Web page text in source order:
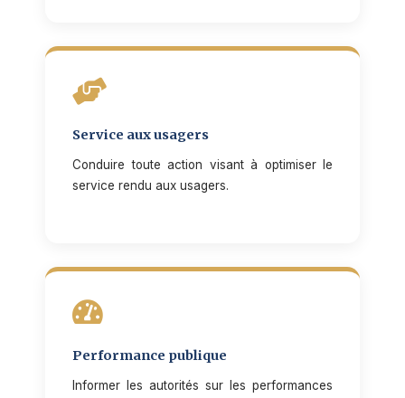
Service aux usagers
Conduire toute action visant à optimiser le
service rendu aux usagers.
Performance publique
Informer les autorités sur les performances